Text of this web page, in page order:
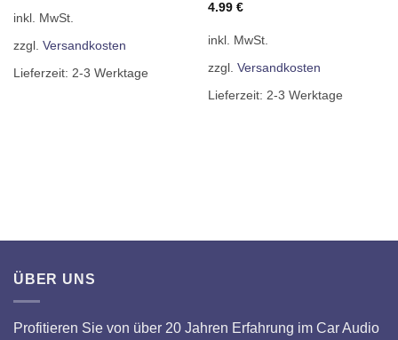
inkl. MwSt.
zzgl. Versandkosten
Lieferzeit: 2-3 Werktage
4.99 €
inkl. MwSt.
zzgl. Versandkosten
Lieferzeit: 2-3 Werktage
ÜBER UNS
Profitieren Sie von über 20 Jahren Erfahrung im Car Audio